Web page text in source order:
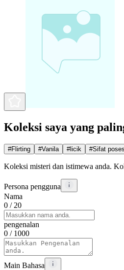
Koleksi saya yang
#Flirting #Vanila #licik #Sifat
Koleksi misteri dan istimewa anda.
Persona pengguna
Nama
0 / 20
pengenalan
0 / 1000
Main Bahasa